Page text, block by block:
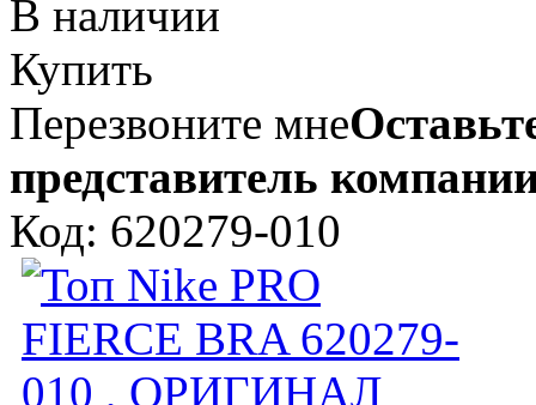
В наличии
Купить
Перезвоните мне
представитель
Код: 620279-010